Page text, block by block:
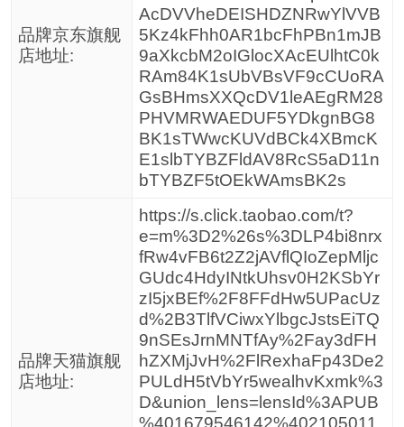
品牌京东旗舰
店地址:
AcDVVheDEISHDZNRwYlVVB
5Kz4kFhh0AR1bcFhPBn1mJB
9aXkcbM2oIGlocXAcEUlhtC0k
RAm84K1sUbVBsVF9cCUoRA
GsBHmsXXQcDV1leAEgRM28
PHVMRWAEDUF5YDkgnBG8
BK1sTWwcKUVdBCk4XBmcK
E1slbTYBZFldAV8RcS5aD11n
bTYBZF5tOEkWAmsBK2s
品牌天猫旗舰
店地址:
https://s.click.taobao.com/t?
e=m%3D2%26s%3DLP4bi8nrx
fRw4vFB6t2Z2jAVflQIoZepMljc
GUdc4HdyINtkUhsv0H2KSbYr
zI5jxBEf%2F8FFdHw5UPacUz
d%2B3TlfVCiwxYlbgcJstsEiTQ
9nSEsJrnMNTfAy%2Fay3dFH
hZXMjJvH%2FlRexhaFp43De2
PULdH5tVbYr5wealhvKxmk%3
D&union_lens=lensId%3APUB